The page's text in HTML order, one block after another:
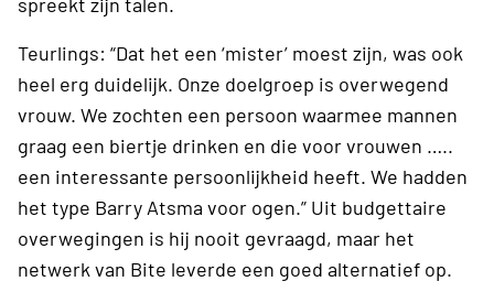
Teurlings: “Dat het een ‘mister’ moest zijn, was ook
heel erg duidelijk. Onze doelgroep is overwegend
vrouw. We zochten een persoon waarmee mannen
graag een biertje drinken en die voor vrouwen …..
een interessante persoonlijkheid heeft. We hadden
het type Barry Atsma voor ogen.” Uit budgettaire
overwegingen is hij nooit gevraagd, maar het
netwerk van Bite leverde een goed alternatief op.